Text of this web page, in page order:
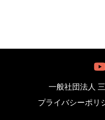
一般社団法人
プライバシーポリ